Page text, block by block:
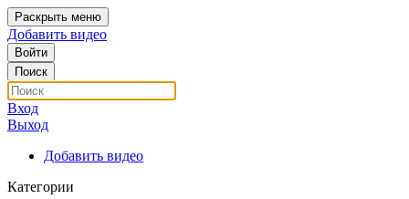
Раскрыть меню
Добавить видео
Войти
Поиск
Вход
Выход
Добавить видео
Категории